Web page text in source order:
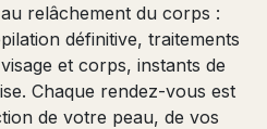
relâchement du corps :
définitive, traitements
et corps, instants de
Chaque rendez-vous est
de votre peau, de vos